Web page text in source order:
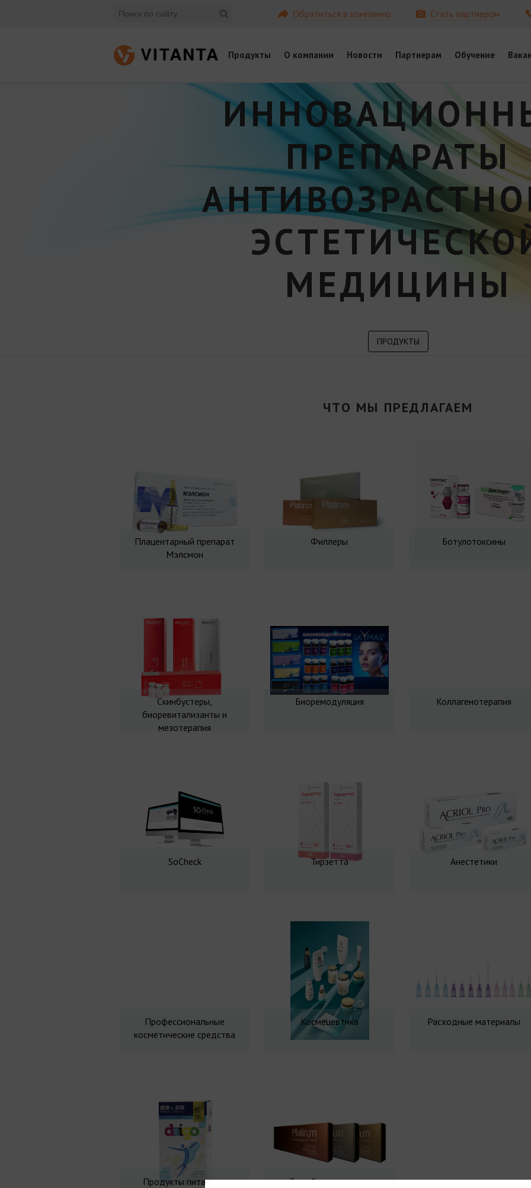
Обратиться в компанию Стать партнером
Продукты О компании Новости Партнерам Обучение
ПРЕПАРАТЫ
МЕДИЦИНЫ
ПРОДУКТЫ
ЧТО МЫ ПРЕДЛАГАЕМ
Плацентарный препарат
Мэлсмон
Филлеры Ботулотоксины
Скинбустеры,
биоревитализанты и
мезотерапия
Биоремодуляция Коллагенотерапия
SoCheck Тирзетта Анестетики
Профессиональные
косметические средства
Космецевтика Расходные материалы
Продукты питания и
3 мл Совершенства